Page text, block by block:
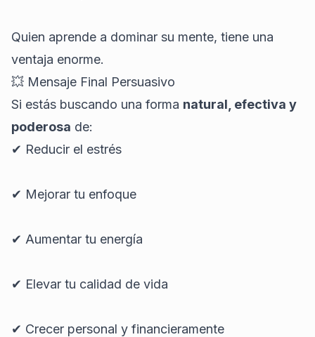
Quien aprende a dominar su mente, tiene una
ventaja enorme.
💥 Mensaje Final Persuasivo
Si estás buscando una forma natural, efectiva y
poderosa de:
✔ Reducir el estrés
✔ Mejorar tu enfoque
✔ Aumentar tu energía
✔ Elevar tu calidad de vida
✔ Crecer personal y financieramente